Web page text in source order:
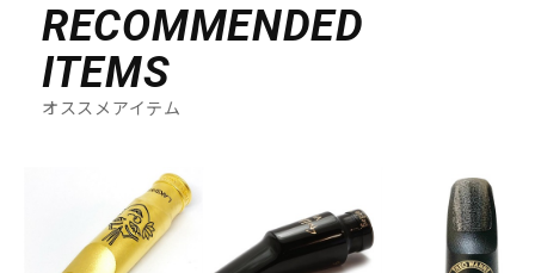
RECOMMENDED
ITEMS
オススメアイテム